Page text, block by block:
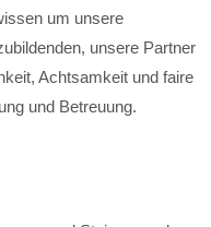
um unsere
unsere Partner
Achtsamkeit und faire
und Betreuung.